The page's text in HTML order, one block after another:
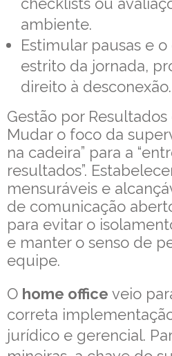
ambiente.
Estimular pausas e
estrito da jornada,
direito à desconexão.
Gestão por
Mudar o foco da
na cadeira” para a
resultados”.
mensuráveis e
de comunicação
para evitar o
e manter o senso de
equipe.
O home office veio
correta
jurídico e gerencial.